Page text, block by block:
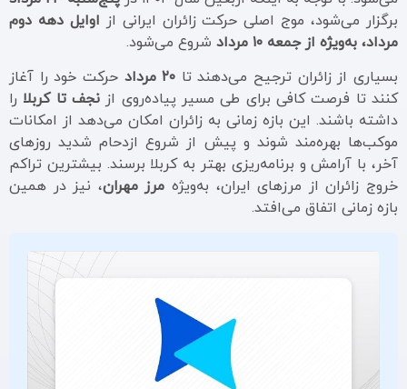
برگزار می‌شود، موج اصلی حرکت زائران ایرانی از اوایل دهه دوم
مرداد، به‌ویژه از جمعه ۱۰ مرداد
شروع می‌شود.
بسیاری از زائران ترجیح می‌دهند تا ۲۰ مرداد
حرکت خود را آغاز
کنند تا فرصت کافی برای طی مسیر پیاده‌روی از نجف تا کربلا را
داشته باشند. این بازه زمانی به زائران امکان می‌دهد از امکانات
موکب‌ها بهره‌مند شوند و پیش از شروع ازدحام شدید روزهای
آخر، با آرامش و برنامه‌ریزی بهتر به کربلا برسند. بیشترین تراکم
خروج زائران از مرزهای ایران، به‌ویژه مرز مهران، نیز در همین
بازه زمانی اتفاق می‌افتد.